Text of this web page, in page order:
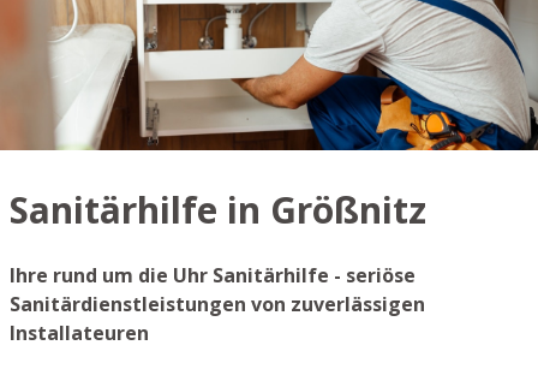
Sanitärhilfe in Größnitz
Ihre rund um die Uhr Sanitärhilfe - seriöse
Sanitärdienstleistungen von zuverlässigen
Installateuren